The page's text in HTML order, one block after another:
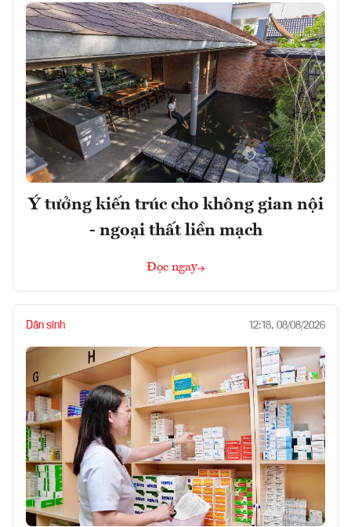
Ý tưởng kiến trúc cho không gian nội
- ngoại thất liền mạch
Đọc ngay
Dân sinh 12:18, 08/08/2026